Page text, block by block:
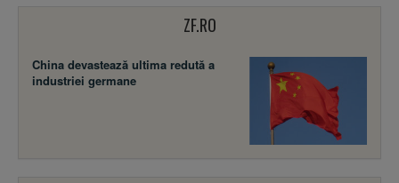
ZF.RO
China devastează ultima redută a
industriei germane